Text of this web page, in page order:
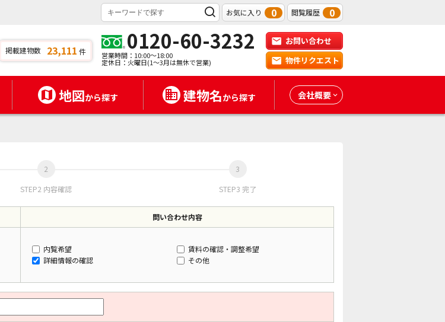
お気に入り 0 閲覧履歴 0
掲載建物数 23,111 件 0120-60-3232
営業時間：10:00～18:00
定休日：火曜日(1～3月は無休で営業)
お問い合わせ
物件リクエスト
地図から探す 建物名から探す 会社概要
STEP2 内容確認 STEP3 完了
問い合わせ内容
内覧希望
賃料の確認・調整希望
詳細情報の確認
その他